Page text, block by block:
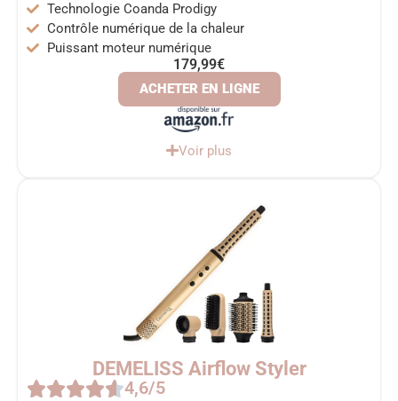
Technologie Coanda Prodigy
Contrôle numérique de la chaleur
Puissant moteur numérique
179,99€
ACHETER EN LIGNE
Voir plus
DEMELISS Airflow Styler
4,6/5